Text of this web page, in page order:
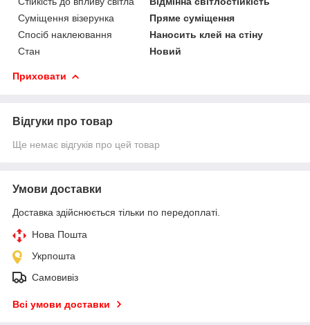
Суміщення візерунка
Пряме суміщення
Спосіб наклеювання
Наносить клей на стіну
Стан
Новий
Приховати
Відгуки про товар
Ще немає відгуків про цей товар
Умови доставки
Доставка здійснюється тільки по передоплаті.
Нова Пошта
Укрпошта
Самовивіз
Всі умови доставки